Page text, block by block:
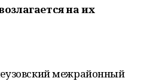
на их
межрайонный